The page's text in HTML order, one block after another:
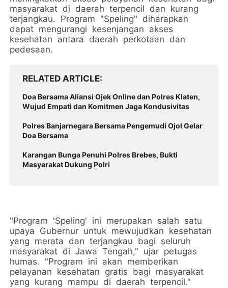
masyarakat di daerah terpencil dan kurang
terjangkau. Program "Speling" diharapkan
dapat mengurangi kesenjangan akses
kesehatan antara daerah perkotaan dan
pedesaan.
RELATED ARTICLE
Doa Bersama Aliansi Ojek Online dan Polres Klaten,
Wujud Empati dan Komitmen Jaga Kondusivitas
Polres Banjarnegara Bersama Pengemudi Ojol Gelar
Doa Bersama
Karangan Bunga Penuhi Polres Brebes, Bukti
Masyarakat Dukung Polri
"Program 'Speling' ini merupakan salah satu
upaya Gubernur untuk mewujudkan kesehatan
yang merata dan terjangkau bagi seluruh
masyarakat di Jawa Tengah," ujar petugas
humas. "Program ini akan memberikan
pelayanan kesehatan gratis bagi masyarakat
yang kurang mampu di daerah terpencil."